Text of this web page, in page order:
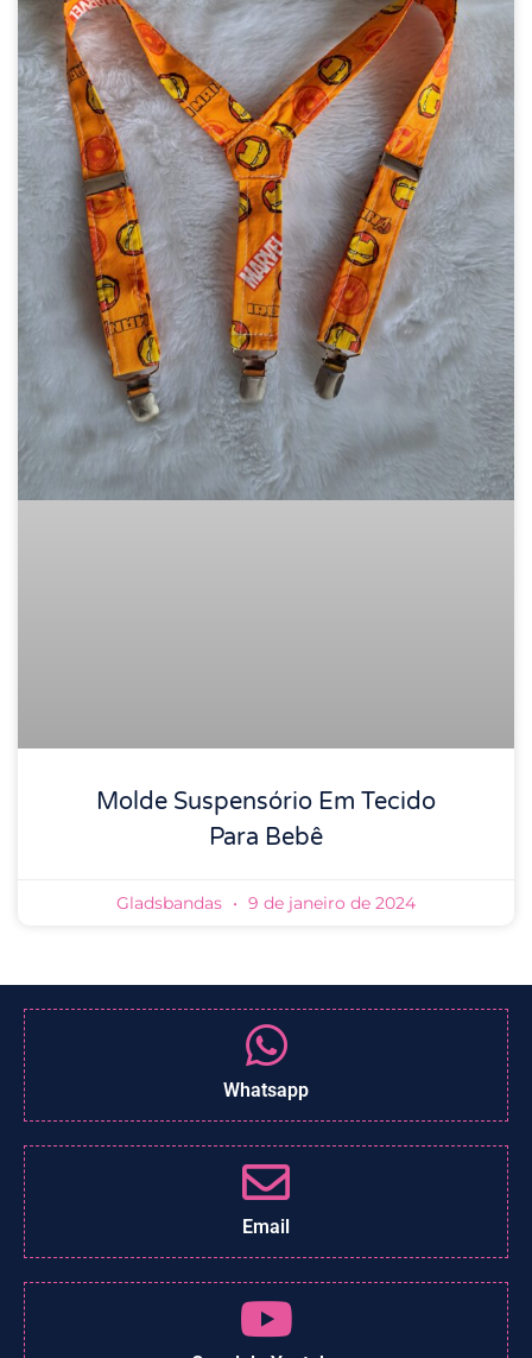
Molde Suspensório Em Tecido
Para Bebê
Gladsbandas 9 de janeiro de 2024
Whatsapp
Email